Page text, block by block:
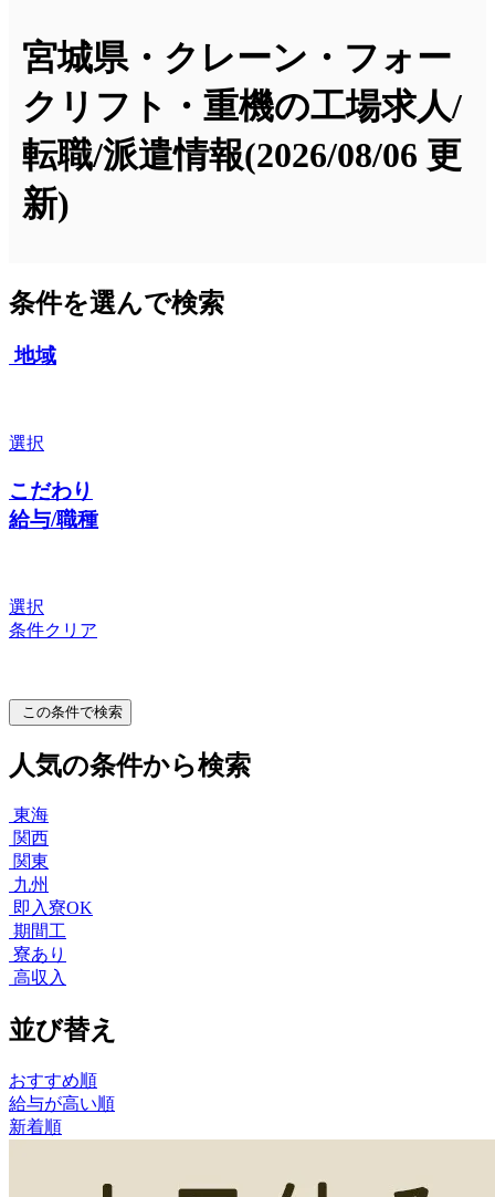
宮城県・クレーン・フォー
クリフト・重機の工場求人/
転職/派遣情報(2026/08/06 更
新)
条件を選んで検索
地域
選択
こだわり
給与/職種
選択
条件クリア
この条件で検索
人気の条件から検索
東海
関西
関東
九州
即入寮OK
期間工
寮あり
高収入
並び替え
おすすめ順
給与が高い順
新着順